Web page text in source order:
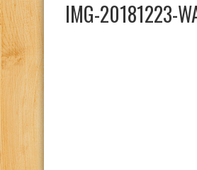
IMG-20181223-